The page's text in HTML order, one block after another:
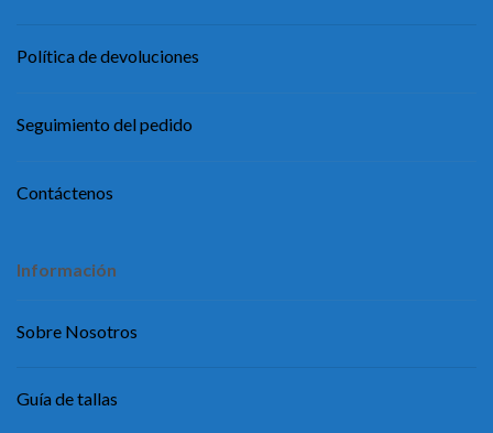
Política de devoluciones
Seguimiento del pedido
Contáctenos
Información
Sobre Nosotros
Guía de tallas